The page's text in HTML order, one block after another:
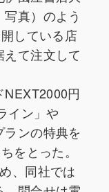
真）のよう
している店
て注文して
円
イン」や
ランの特典を
をとった。
、同社では